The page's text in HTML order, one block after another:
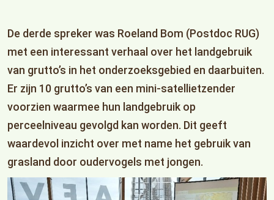
De derde spreker was Roeland Bom (Postdoc RUG)
met een interessant verhaal over het landgebruik
van grutto’s in het onderzoeksgebied en daarbuiten.
Er zijn 10 grutto’s van een mini-satellietzender
voorzien waarmee hun landgebruik op
perceelniveau gevolgd kan worden. Dit geeft
waardevol inzicht over met name het gebruik van
grasland door oudervogels met jongen.